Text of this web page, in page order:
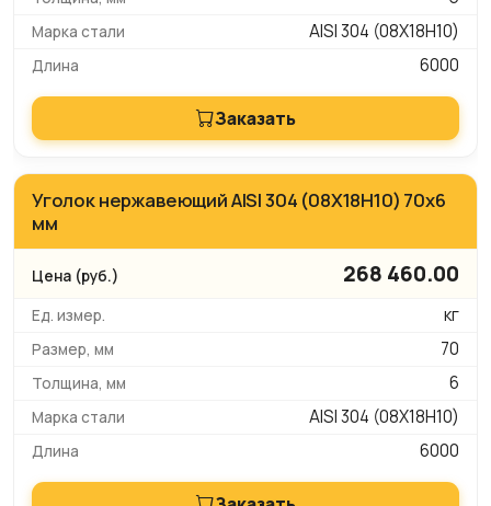
AISI 304 (08Х18Н10)
6000
Заказать
Уголок нержавеющий AISI 304 (08Х18Н10) 70х6
мм
268 460.00
кг
70
6
AISI 304 (08Х18Н10)
6000